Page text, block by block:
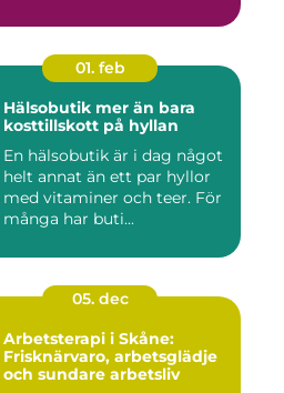
01. feb
Hälsobutik mer än bara
kosttillskott på hyllan
En hälsobutik är i dag något
helt annat än ett par hyllor
med vitaminer och teer. För
många har buti...
05. dec
Arbetsterapi i Skåne:
Frisknärvaro, arbetsglädje
och sundare arbetsliv